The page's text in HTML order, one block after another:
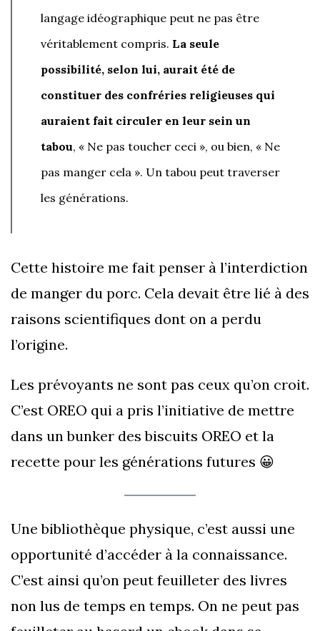
langage idéographique peut ne pas être
véritablement compris. La seule
possibilité, selon lui, aurait été de
constituer des confréries religieuses qui
auraient fait circuler en leur sein un
tabou, « Ne pas toucher ceci », ou bien, « Ne
pas manger cela ». Un tabou peut traverser
les générations.
Cette histoire me fait penser à l’interdiction
de manger du porc. Cela devait être lié à des
raisons scientifiques dont on a perdu
l’origine.
Les prévoyants ne sont pas ceux qu’on croit.
C’est OREO qui a pris l’initiative de mettre
dans un bunker des biscuits OREO et la
recette pour les générations futures 😀
Une bibliothèque physique, c’est aussi une
opportunité d’accéder à la connaissance.
C’est ainsi qu’on peut feuilleter des livres
non lus de temps en temps. On ne peut pas